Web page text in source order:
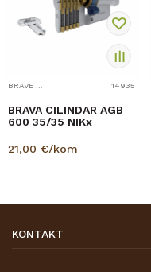
14935
BRAVA CILINDAR AGB
600 35/35 NIKx
21,00 €/kom
KONTAKT